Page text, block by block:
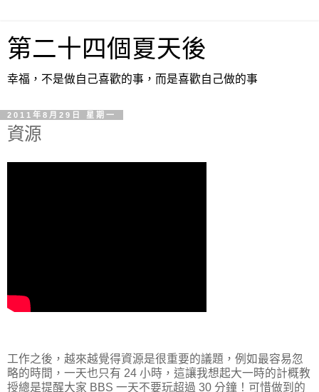
第二十四個夏天後
幸福，不是做自己喜歡的事，而是喜歡自己做的事
2011年8月29日 星期一
資源
工作之後，越來越覺得資源是很重要的議題，例如最容易忽
略的時間，一天也只有 24 小時，這讓我想起大一時的計概教
授總是提醒大家 BBS 一天不要玩超過 30 分鐘！可惜做到的